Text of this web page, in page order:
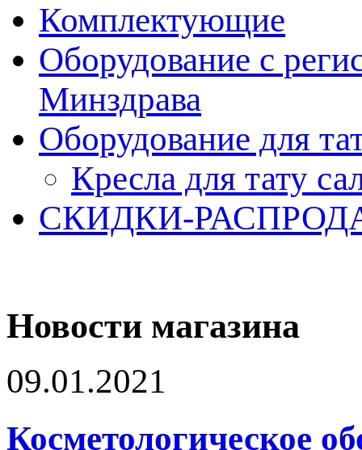
Комплектующие
Оборудование с
Минздрава
Оборудование для
Кресла для тату
СКИДКИ-
Новости магазина
09.01.2021
Косметологическое